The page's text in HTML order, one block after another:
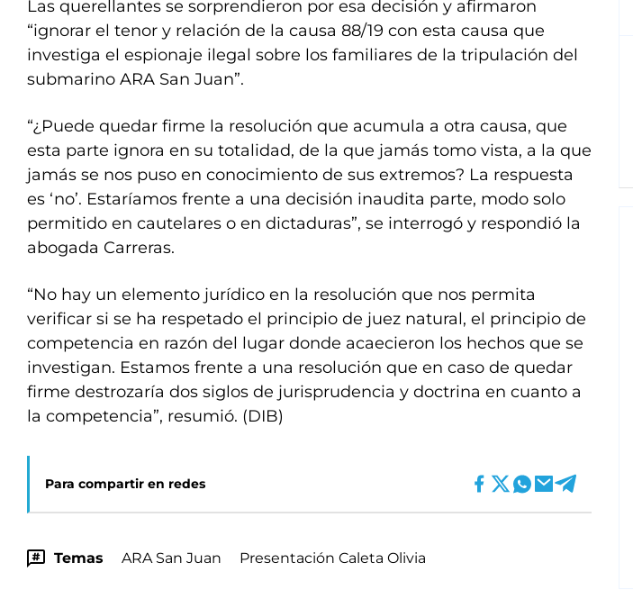
Las querellantes se sorprendieron por esa decisión y afirmaron
“ignorar el tenor y relación de la causa 88/19 con esta causa que
investiga el espionaje ilegal sobre los familiares de la tripulación del
submarino ARA San Juan”.
“¿Puede quedar firme la resolución que acumula a otra causa, que
esta parte ignora en su totalidad, de la que jamás tomo vista, a la que
jamás se nos puso en conocimiento de sus extremos? La respuesta
es ‘no’. Estaríamos frente a una decisión inaudita parte, modo solo
permitido en cautelares o en dictaduras”, se interrogó y respondió la
abogada Carreras.
“No hay un elemento jurídico en la resolución que nos permita
verificar si se ha respetado el principio de juez natural, el principio de
competencia en razón del lugar donde acaecieron los hechos que se
investigan. Estamos frente a una resolución que en caso de quedar
firme destrozaría dos siglos de jurisprudencia y doctrina en cuanto a
la competencia”, resumió. (DIB)
Para compartir en redes
Temas ARA San Juan Presentación Caleta Olivia